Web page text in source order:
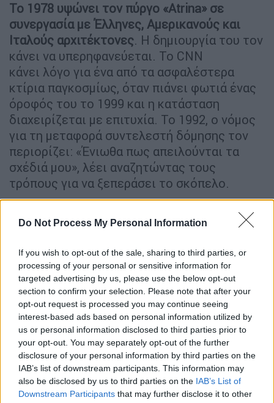
Do Not Process My Personal Information
If you wish to opt-out of the sale, sharing to third parties, or
processing of your personal or sensitive information for
targeted advertising by us, please use the below opt-out
section to confirm your selection. Please note that after your
opt-out request is processed you may continue seeing
interest-based ads based on personal information utilized by
us or personal information disclosed to third parties prior to
your opt-out. You may separately opt-out of the further
disclosure of your personal information by third parties on the
IAB’s list of downstream participants. This information may
also be disclosed by us to third parties on the IAB’s List of
Downstream Participants that may further disclose it to other
Το 1978 υψώνει τον πύργο «Atrina» σε
συνεργασία με Έλληνες, Αμερικανούς και
Ιταλούς αρχιτέκτονες. Η δημιουργία του τον
κάνει να υπερηφανεύεται. Το CNN
κάνει λόγο για ένα από τα ασφαλέστερα
κτίρια παγκοσμίως, όταν πιάνει φωτιά ένας
όροφός του το 1999 και η κατάσταση
διαχειρίζεται με επιτυχία. Το 1992, ο νόμος
για τη μεταφορά συντελεστή δόμησης τον
περιορίζει: «Ένιωθα πως απειλούνται τα
σχέδιά μου», λέει αναζητώντας τους
τρόπους για να ξεπεράσει το σκόπελο.
όνομά του πάνω στα κτίρια που
Λεωφόρος Κηφισίας πλημμυρίζει από
γυάλινα κτίρια με το λογότυπο «babis
Vovos» στην οροφή τους.
Το 1999 τα κέρδη της εταιρείας
υπολογίζονται σε περισσότερα από 6,5 δισ
Τότε είναι η εποχή που ανοίγει η πόρτα της
«Σοφοκλέους» διάπλατα για την εταιρεία
του Βωβού. Από το 1963, οΜπάμπης Βωβός
είναι νυμφευμένος με την Μαίρη και έχουν